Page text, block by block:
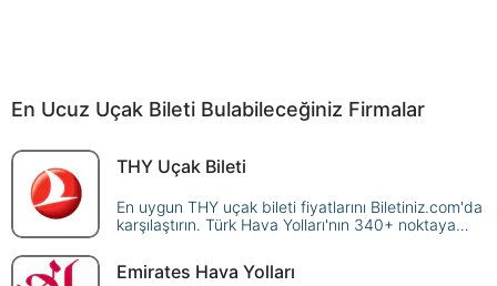
En Ucuz Uçak Bileti Bulabileceğiniz Firmalar
THY Uçak Bileti
En uygun THY uçak bileti fiyatlarını Biletiniz.com'da
karşılaştırın. Türk Hava Yolları'nın 340+ noktaya
Emirates Hava Yolları